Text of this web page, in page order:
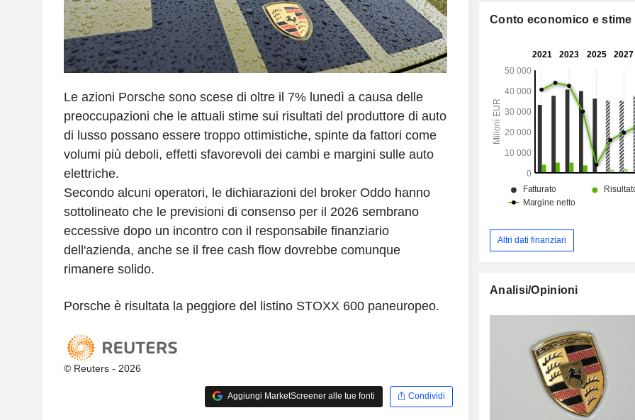
Le azioni Porsche sono scese di oltre il 7% lunedì a causa delle
preoccupazioni che le attuali stime sui risultati del produttore di auto
di lusso possano essere troppo ottimistiche, spinte da fattori come
volumi più deboli, effetti sfavorevoli dei cambi e margini sulle auto
elettriche.
Secondo alcuni operatori, le dichiarazioni del broker Oddo hanno
sottolineato che le previsioni di consenso per il 2026 sembrano
eccessive dopo un incontro con il responsabile finanziario
dell'azienda, anche se il free cash flow dovrebbe comunque
rimanere solido.
Porsche è risultata la peggiore del listino STOXX 600 paneuropeo.
© Reuters - 2026
Aggiungi MarketScreener alle tue fonti Condividi
Conto economico e stime
Altri dati finanziari
Analisi/Opinioni